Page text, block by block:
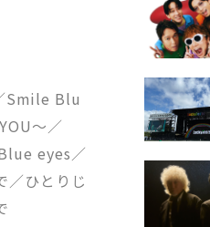
Smile Blu
〜／
eyes／
／ひとりじ